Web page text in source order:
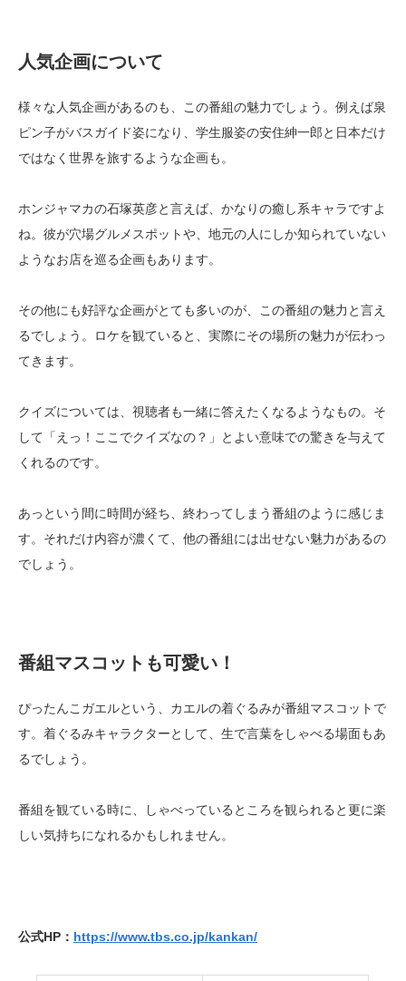
人気企画について
様々な人気企画があるのも、この番組の魅力でしょう。例えば泉
ピン子がバスガイド姿になり、学生服姿の安住紳一郎と日本だけ
ではなく世界を旅するような企画も。
ホンジャマカの石塚英彦と言えば、かなりの癒し系キャラですよ
ね。彼が穴場グルメスポットや、地元の人にしか知られていない
ようなお店を巡る企画もあります。
その他にも好評な企画がとても多いのが、この番組の魅力と言え
るでしょう。ロケを観ていると、実際にその場所の魅力が伝わっ
てきます。
クイズについては、視聴者も一緒に答えたくなるようなもの。そ
して「えっ！ここでクイズなの？」とよい意味での驚きを与えて
くれるのです。
あっという間に時間が経ち、終わってしまう番組のように感じま
す。それだけ内容が濃くて、他の番組には出せない魅力があるの
でしょう。
番組マスコットも可愛い！
ぴったんこガエルという、カエルの着ぐるみが番組マスコットで
す。着ぐるみキャラクターとして、生で言葉をしゃべる場面もあ
るでしょう。
番組を観ている時に、しゃべっているところを観られると更に楽
しい気持ちになれるかもしれません。
公式HP： https://www.tbs.co.jp/kankan/